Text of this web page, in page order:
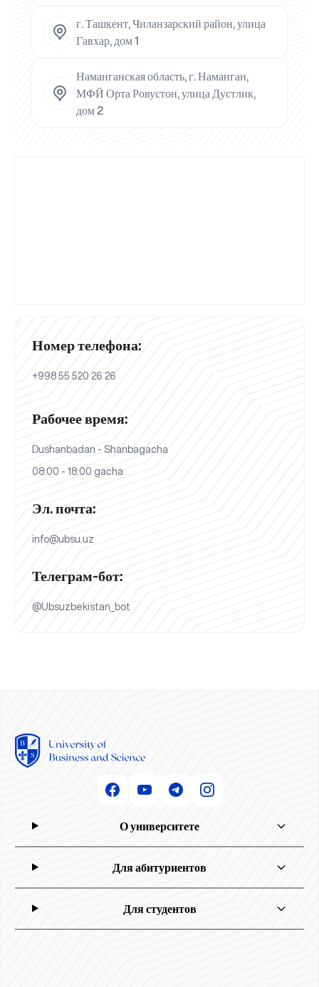
г. Ташкент, Чиланзарский район, улица
Гавхар, дом 1
Наманганская область, г. Наманган,
МФЙ Орта Ровустон, улица Дустлик,
дом 2
Номер телефона:
+998 55 520 26 26
Рабочее время:
Dushanbadan - Shanbagacha
08:00 - 18:00 gacha
Эл. почта:
info@ubsu.uz
Телеграм-бот:
@Ubsuzbekistan_bot
О университете
Для абитуриентов
Для студентов